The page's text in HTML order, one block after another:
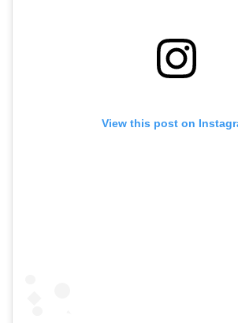
View this post on